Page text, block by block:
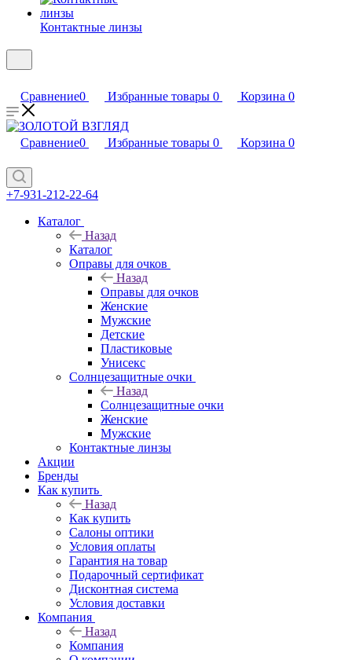
Контактные линзы
Сравнение0 Избранные товары 0 Корзина 0
Сравнение0 Избранные товары 0 Корзина 0
+7-931-212-22-64
Каталог
Назад
Каталог
Оправы для очков
Назад
Оправы для очков
Женские
Мужские
Детские
Пластиковые
Унисекс
Солнцезащитные очки
Назад
Солнцезащитные очки
Женские
Мужские
Контактные линзы
Акции
Бренды
Как купить
Назад
Как купить
Салоны оптики
Условия оплаты
Гарантия на товар
Подарочный сертификат
Дисконтная система
Условия доставки
Компания
Назад
Компания